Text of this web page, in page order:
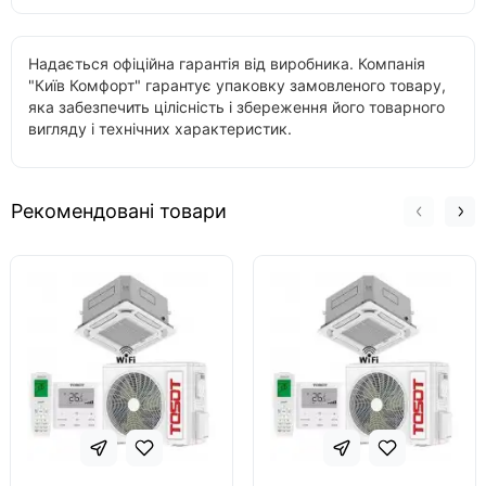
Надається офіційна гарантія від виробника. Компанія
"Київ Комфорт" гарантує упаковку замовленого товару,
яка забезпечить цілісність і збереження його товарного
вигляду і технічних характеристик.
Рекомендовані товари